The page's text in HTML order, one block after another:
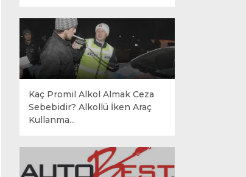
Kaç Promil Alkol Almak Ceza
Sebebidir? Alkollü İken Araç
Kullanma...